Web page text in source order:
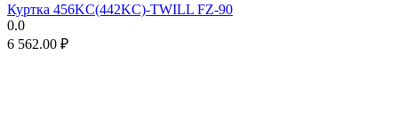
Куртка 456KC(442KC)-TWILL FZ-90
0.0
6 562.00 ₽